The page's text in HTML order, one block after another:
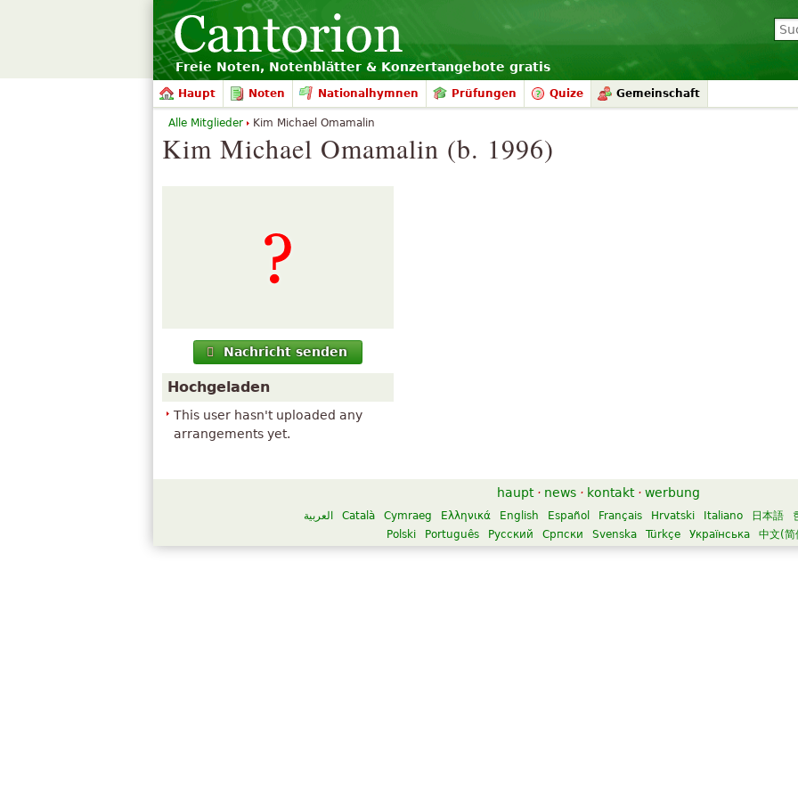
Freie Noten, Notenblätter & Konzertangebote gratis
Haupt Noten Nationalhymnen Prüfungen Quize Gemeinschaft
Kim Michael Omamalin (b. 1996)
Nachricht senden
Hochgeladen
This user hasn't uploaded any
arrangements yet.
Alle Mitglieder Kim Michael Omamalin
haupt · news · kontakt · werbung
العربية Català Cymraeg Ελληνικά English Español Français Hrvatski Italiano 日本語
Polski
Português Русский Српски Svenska Türkçe Українська 中文(简